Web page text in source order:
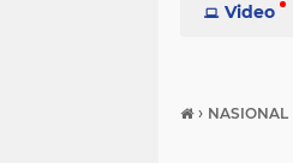
Video
› NASIONAL